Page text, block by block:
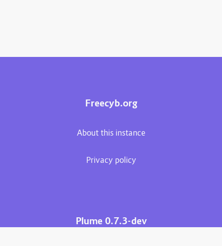
Freecyb.org
About this instance
Privacy policy
Plume 0.7.3-dev